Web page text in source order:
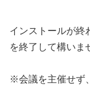
インストールが終
を終了して構いま
※会議を主催せず